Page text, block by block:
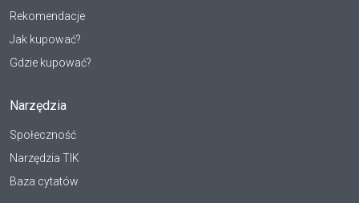
Rekomendacje
Jak kupować?
Gdzie kupować?
Narzędzia
Społeczność
Narzędzia TIK
Baza cytatów